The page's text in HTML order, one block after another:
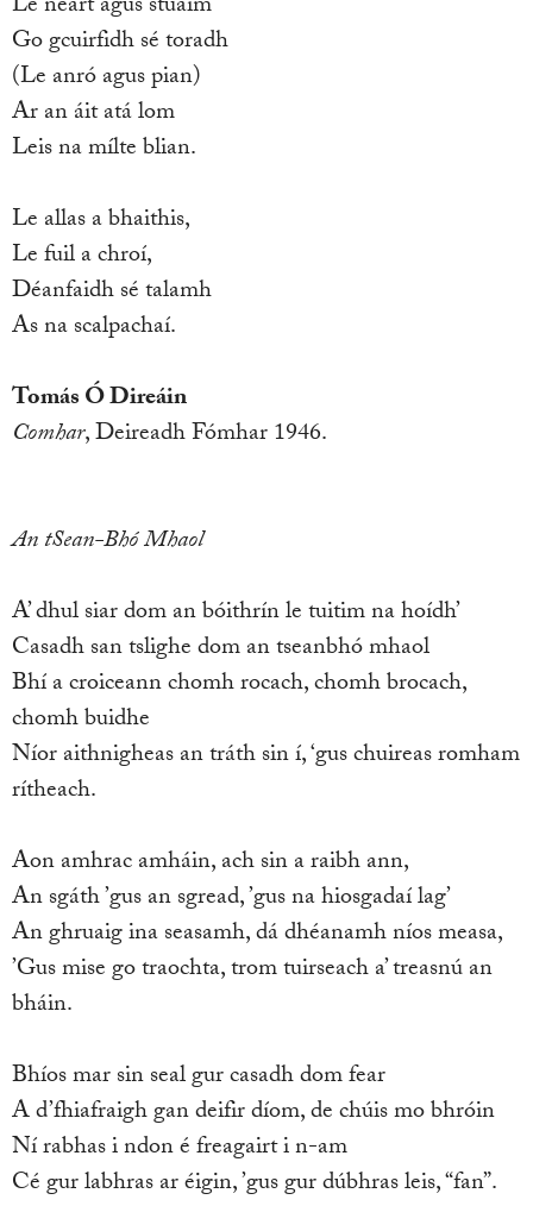
Go gcuirfidh sé toradh
(Le anró agus pian)
Ar an áit atá lom
Leis na mílte blian.
Le allas a bhaithis,
Le fuil a chroí,
Déanfaidh sé talamh
As na scalpachaí.
Tomás Ó Direáin
Comhar, Deireadh Fómhar 1946.
An tSean-Bhó Mhaol
A’ dhul siar dom an bóithrín le tuitim na hoídh’
Casadh san tslighe dom an tseanbhó mhaol
Bhí a croiceann chomh rocach, chomh brocach,
chomh buidhe
Níor aithnigheas an tráth sin í, ‘gus chuireas romham
rítheach.
Aon amhrac amháin, ach sin a raibh ann,
An sgáth ’gus an sgread, ’gus na hiosgadaí lag’
An ghruaig ina seasamh, dá dhéanamh níos measa,
’Gus mise go traochta, trom tuirseach a’ treasnú an
bháin.
Bhíos mar sin seal gur casadh dom fear
A d’fhiafraigh gan deifir díom, de chúis mo bhróin
Ní rabhas i ndon é freagairt i n-am
Cé gur labhras ar éigin, ’gus gur dúbhras leis, “fan”.